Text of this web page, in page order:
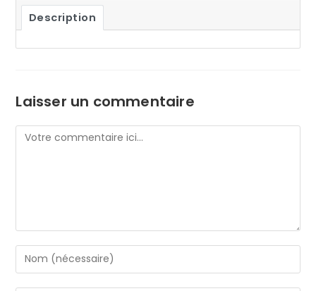
Description
Laisser un commentaire
Comment
Enter
name